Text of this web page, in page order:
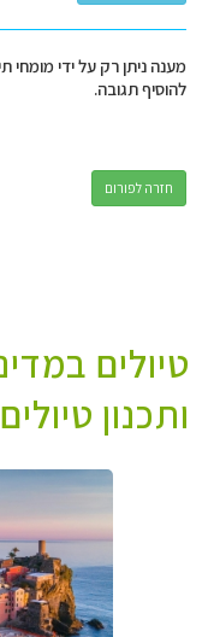
מענה ניתן רק על ידי מומחי
להוסיף תגובה.
חזרה לפורום
טיולים
ותכנון